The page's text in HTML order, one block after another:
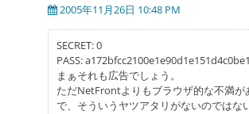
2005年11月26日 10:48 PM
SECRET: 0
PASS:
まぁそれも広告でしょう。
ただNetFrontよりもブラウザ的な不満が
で、そういうヤツアタリがないのではな